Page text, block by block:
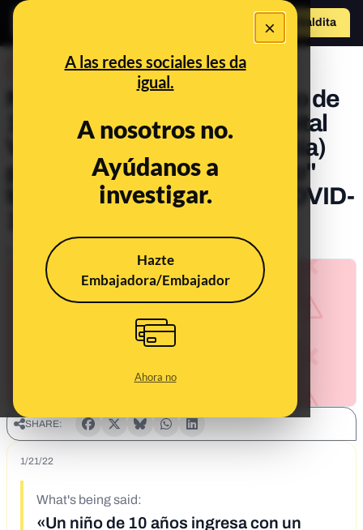
×
A las redes sociales les da
igual.
A nosotros no.
Ayúdanos a
investigar.
Hazte
Embajadora/Embajador
Ahora no
Hazte Maldito
No, no ha ingresado un niño de
10 años en la UCI del Hospital
Virgen de la Arrixaca (Murcia)
por un "infarto de miocardio"
tras vacunarse contra la COVID-
Publicado el
SHARE:
1/21/22
What's being said:
«Un niño de 10 años ingresa con un